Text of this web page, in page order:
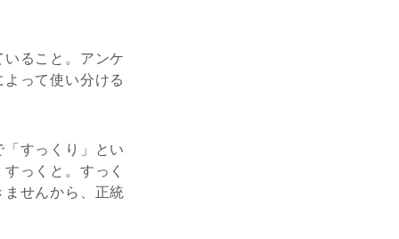
ること。アンケ
って使い分ける
すっくり」とい
っくと。すっく
せんから、正統